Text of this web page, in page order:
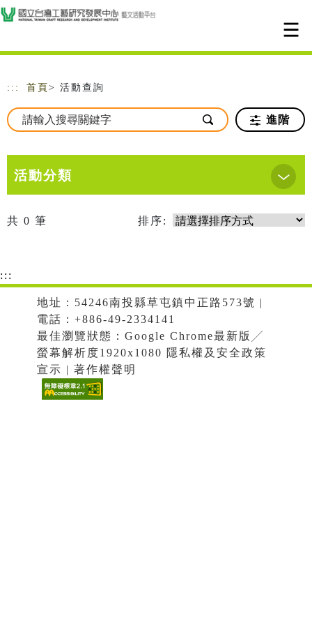
跳到主要內容
網站導覽
::: 首頁 > 活動查詢
進階
活動分類
共 0 筆 排序:
:::
地址：54246南投縣草屯鎮中正路573號 |
電話：+886-49-2334141
最佳瀏覽狀態：Google Chrome最新版╱
螢幕解析度1920x1080 隱私權及安全政策
宣示 | 著作權聲明